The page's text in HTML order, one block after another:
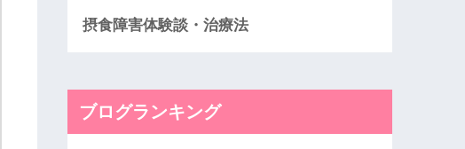
摂食障害体験談・治療法
ブログランキング